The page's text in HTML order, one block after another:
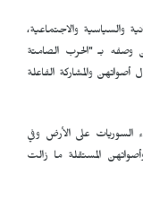
والسياسية والاجتماعية،
وصفه بـ "الحرب الصامتة
والمشاركة الفاعلة
السوريات على الأرض وفي
المستقلة ما زالت